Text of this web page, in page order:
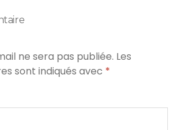
ne sera pas publiée. Les
sont indiqués avec *